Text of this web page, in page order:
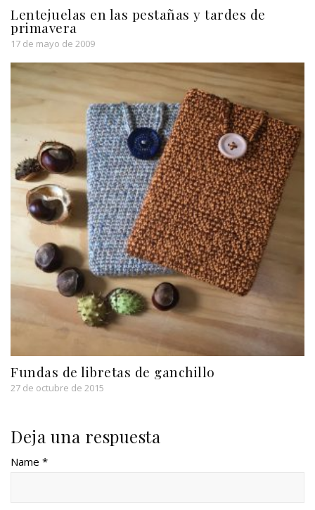
Lentejuelas en las pestañas y tardes de
primavera
17 de mayo de 2009
Fundas de libretas de ganchillo
27 de octubre de 2015
Deja una respuesta
Name *